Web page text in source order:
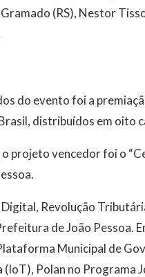
(RS), Nestor
do evento foi a
distribuídos em oito
projeto vencedor foi o
Revolução
de João Pessoa.
Municipal de
Polan no Programa